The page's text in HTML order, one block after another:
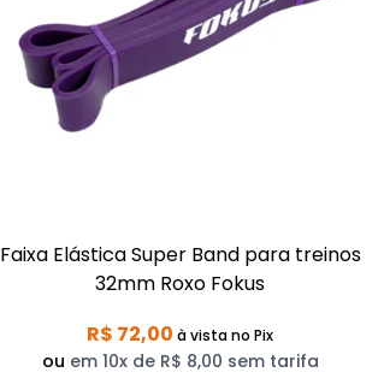
Faixa Elástica Super Band para treinos
32mm Roxo Fokus
R$ 72,00 à vistano Pix
ou em 10x de R$ 8,00 sem tarifa